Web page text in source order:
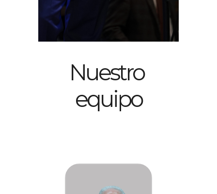
Nuestro
equipo